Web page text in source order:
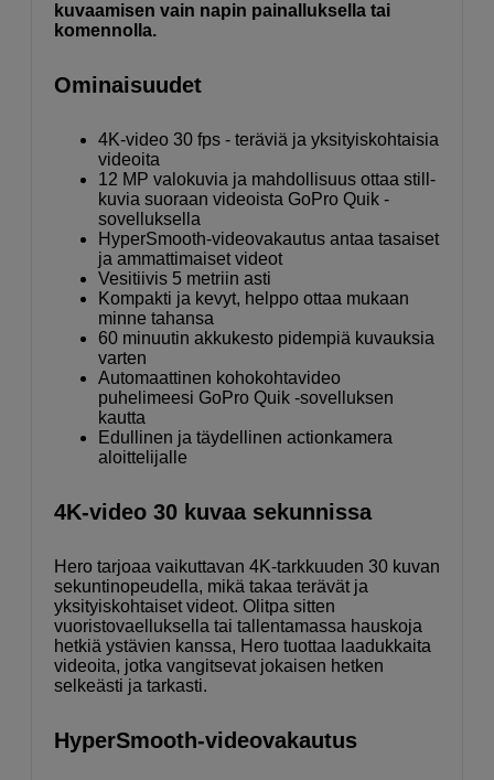
kuvaamisen vain napin painalluksella tai
komennolla.
Ominaisuudet
4K-video 30 fps - teräviä ja yksityiskohtaisia
videoita
12 MP valokuvia ja mahdollisuus ottaa still-
kuvia suoraan videoista GoPro Quik -
sovelluksella
HyperSmooth-videovakautus antaa tasaiset
ja ammattimaiset videot
Vesitiivis 5 metriin asti
Kompakti ja kevyt, helppo ottaa mukaan
minne tahansa
60 minuutin akkukesto pidempiä kuvauksia
varten
Automaattinen kohokohtavideo
puhelimeesi GoPro Quik -sovelluksen
kautta
Edullinen ja täydellinen actionkamera
aloittelijalle
4K-video 30 kuvaa sekunnissa
Hero tarjoaa vaikuttavan 4K-tarkkuuden 30 kuvan
sekuntinopeudella, mikä takaa terävät ja
yksityiskohtaiset videot. Olitpa sitten
vuoristovaelluksella tai tallentamassa hauskoja
hetkiä ystävien kanssa, Hero tuottaa laadukkaita
videoita, jotka vangitsevat jokaisen hetken
selkeästi ja tarkasti.
HyperSmooth-videovakautus